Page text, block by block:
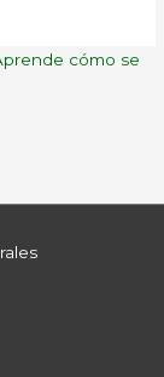
cómo se